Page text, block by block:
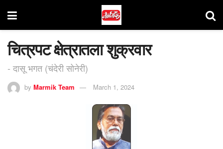
चित्रपट क्षेत्रातला शुक्रवार
- दासू भगत (चंदेरी सोनेरी)
by Marmik Team March 1, 2024